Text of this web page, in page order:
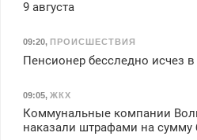
9 августа
09:20, ПРОИСШЕСТВИЯ
Пенсионер бесследно исчез в
09:05, ЖКХ
Коммунальные компании
наказали штрафами на сумму